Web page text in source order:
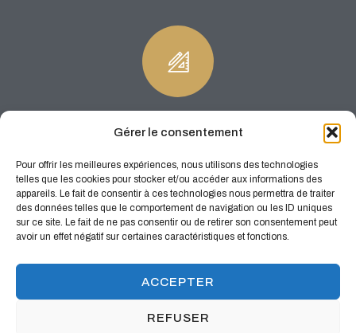
Gérer le consentement
Pour offrir les meilleures expériences, nous utilisons des technologies
telles que les cookies pour stocker et/ou accéder aux informations des
appareils. Le fait de consentir à ces technologies nous permettra de traiter
des données telles que le comportement de navigation ou les ID uniques
sur ce site. Le fait de ne pas consentir ou de retirer son consentement peut
avoir un effet négatif sur certaines caractéristiques et fonctions.
ACCEPTER
REFUSER
Impressive Design Solutions
our super-professional interior designers. They create unique
space for you to live comfortably.